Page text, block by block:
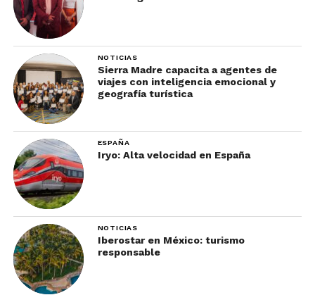
NOTICIAS
Sierra Madre capacita a agentes de
viajes con inteligencia emocional y
geografía turística
ESPAÑA
Iryo: Alta velocidad en España
NOTICIAS
Iberostar en México: turismo
responsable